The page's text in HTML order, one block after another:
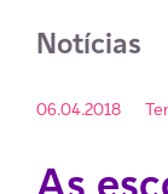
Notícias
06.04.2018